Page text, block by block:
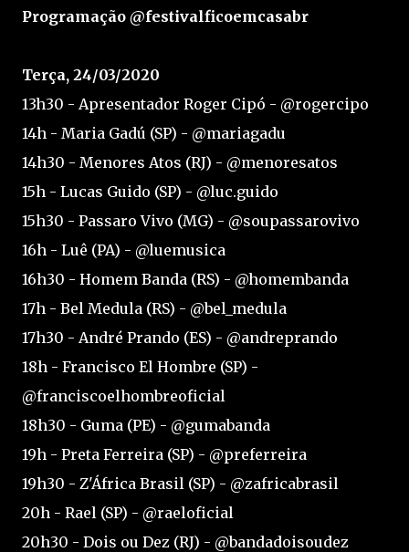
Programação @festivalficoemcasabr
Terça, 24/03/2020
13h30 - Apresentador Roger Cipó - @rogercipo
14h - Maria Gadú (SP) - @mariagadu
14h30 - Menores Atos (RJ) - @menoresatos
15h - Lucas Guido (SP) - @luc.guido
15h30 - Passaro Vivo (MG) - @soupassarovivo
16h - Luê (PA) - @luemusica
16h30 - Homem Banda (RS) - @homembanda
17h - Bel Medula (RS) - @bel_medula
17h30 - André Prando (ES) - @andreprando
18h - Francisco El Hombre (SP) -
@franciscoelhombreoficial
18h30 - Guma (PE) - @gumabanda
19h - Preta Ferreira (SP) - @preferreira
19h30 - Z'África Brasil (SP) - @zafricabrasil
20h - Rael (SP) - @raeloficial
20h30 - Dois ou Dez (RJ) - @bandadoisoudez